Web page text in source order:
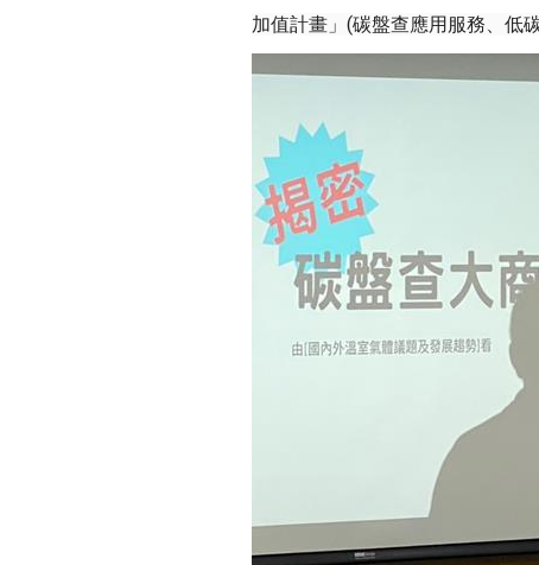
加值計畫」(碳盤查應用服務、低